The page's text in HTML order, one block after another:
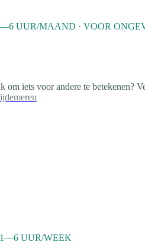
UUR/MAAND · VOOR
om iets voor andere te betekenen?
UUR/WEEK